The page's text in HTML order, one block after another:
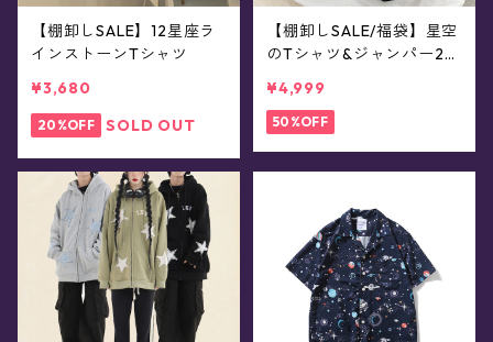
【棚卸しSALE】12星座ラ
インストーンTシャツ
¥3,680
20%OFF SOLD OUT
【棚卸しSALE/福袋】星空
のTシャツ&ジャンパー2点
¥4,999
50%OFF